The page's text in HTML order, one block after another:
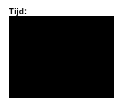
Tijd: